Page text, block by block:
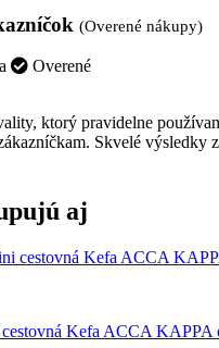
(Overené nákupy)
Overené
ktorý pravidelne
Skvelé výsledky
aj
Kefa ACCA KAPPA